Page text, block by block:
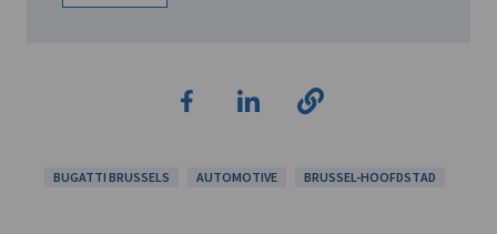
BUGATTI BRUSSELS AUTOMOTIVE BRUSSEL-HOOFDSTAD